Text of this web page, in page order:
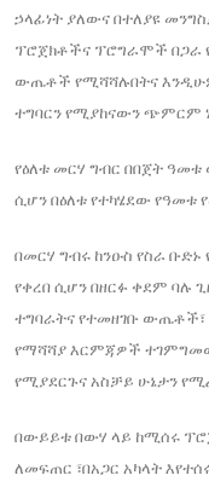
ኃላፊነት ያለውና በተለያዩ
ፕሮጀክቶችና ፕሮግራሞች በጋራ
ውጤቶች የሚሻሻሉበትና
ተግባርን የሚያከናውን ጭምርም
የዕለቱ መርሃ ግብር በበጀት ዓመቱ
ሲሆን በዕለቱ የተካሄደው
በመርሃ ግብሩ ከንዑስ የስራ
የቀረበ ሲሆን በዘርፉ ቀደም ባሉ
ተግባራትና የተመዘገቡ
የማሻሻያ እርምጃዎች
የሚያደርጉና አስቻይ ሁኔታን
በውይይቱ በውሃ ላይ ከሚሰሩ
ለመፍጠር ፣በአጋር አካላት